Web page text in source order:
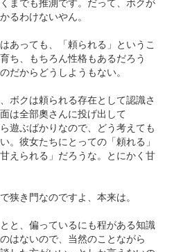
るわけないやん。
あっても、「頼られる」というこ
ち、もちろん性格もあるだろう
だからどうしようもない。
ボクは頼られる存在として認識さ
は全部奧さんに投げ出して
遊ぶばかりなので、どう考えても
。彼女たちにとっての「頼れる」
えられる」だろうな。とにかく甘
狭き門なのですよ、本来は。
と、偏っているにも程がある知識
はないので、当然のことながら